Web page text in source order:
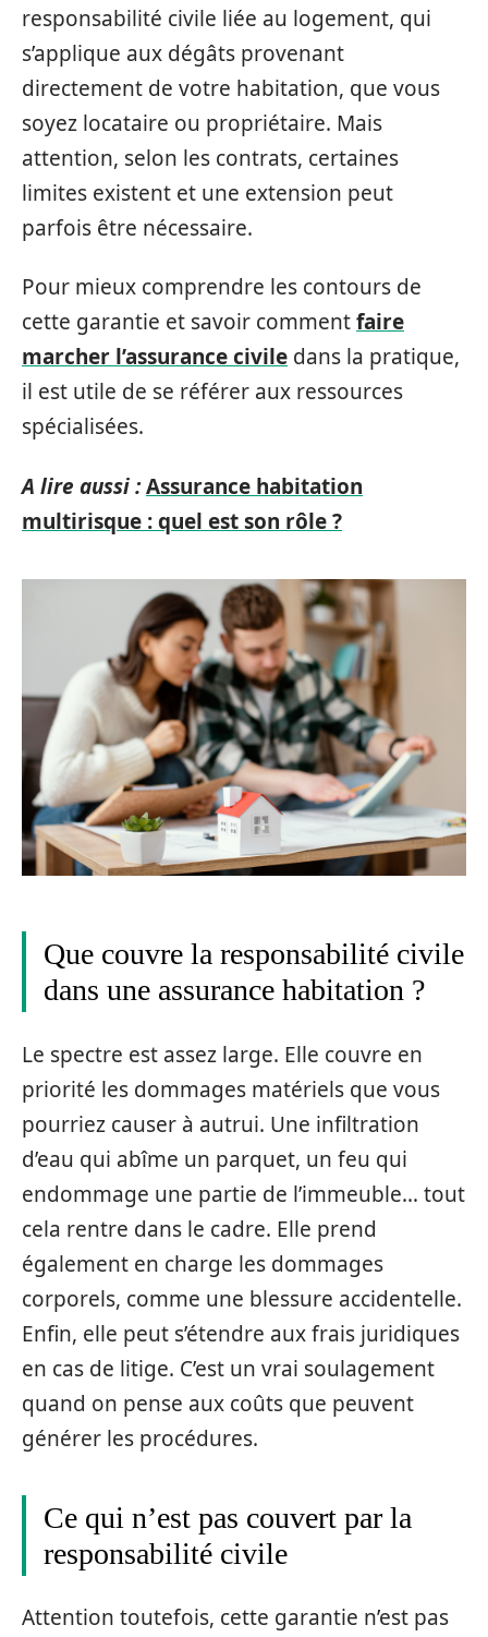
responsabilité civile liée au logement, qui
s’applique aux dégâts provenant
directement de votre habitation, que vous
soyez locataire ou propriétaire. Mais
attention, selon les contrats, certaines
limites existent et une extension peut
parfois être nécessaire.
Pour mieux comprendre les contours de
cette garantie et savoir commentfaire
marcher l’assurance civile dans la pratique,
il est utile de se référer aux ressources
spécialisées.
A lire aussi :Assurance habitation
multirisque : quel est son rôle ?
Que couvre la responsabilité civile
dans une assurance habitation ?
Le spectre est assez large. Elle couvre en
priorité les dommages matériels que vous
pourriez causer à autrui. Une infiltration
d’eau qui abîme un parquet, un feu qui
endommage une partie de l’immeuble… tout
cela rentre dans le cadre. Elle prend
également en charge les dommages
corporels, comme une blessure accidentelle.
Enfin, elle peut s’étendre aux frais juridiques
en cas de litige. C’est un vrai soulagement
quand on pense aux coûts que peuvent
générer les procédures.
Ce qui n’est pas couvert par la
responsabilité civile
Attention toutefois, cette garantie n’est pas